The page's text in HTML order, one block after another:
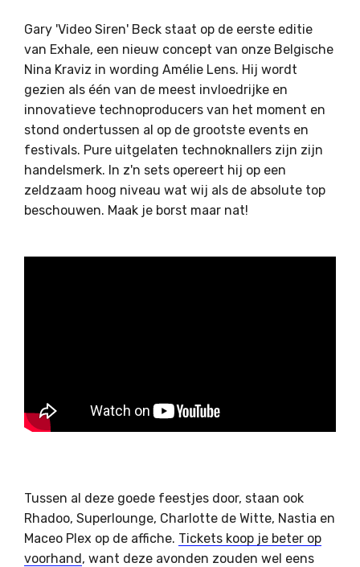
Gary 'Video Siren' Beck staat op de eerste editie
van Exhale, een nieuw concept van onze Belgische
Nina Kraviz in wording Amélie Lens. Hij wordt
gezien als één van de meest invloedrijke en
innovatieve technoproducers van het moment en
stond ondertussen al op de grootste events en
festivals. Pure uitgelaten technoknallers zijn zijn
handelsmerk. In z'n sets opereert hij op een
zeldzaam hoog niveau wat wij als de absolute top
beschouwen. Maak je borst maar nat!
Tussen al deze goede feestjes door, staan ook
Rhadoo, Superlounge, Charlotte de Witte, Nastia en
Maceo Plex op de affiche. Tickets koop je beter op
voorhand, want deze avonden zouden wel eens